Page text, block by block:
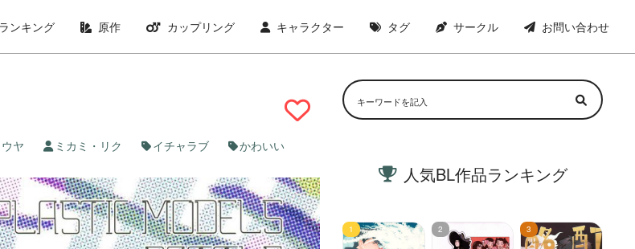
ランキング 原作 カップリング キャラクター タグ サークル お問い合わせ
ヤ ミカミ・リク イチャラブ
かわいい
人気BL作品ランキング